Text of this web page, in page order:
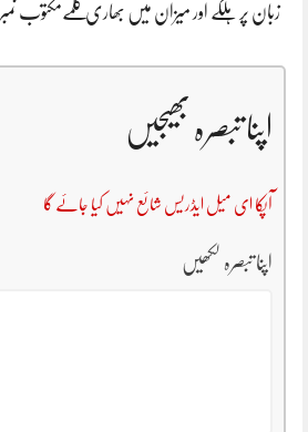
زبان پر ہلکے اور میزان میں بھاری کلمےمکتوب نمبر 308دفتر اول
اپنا تبصرہ بھیجیں
آپکا ای میل ایڈریس شائع نہیں کیا جائے گا
اپنا تبصرہ لکھیں